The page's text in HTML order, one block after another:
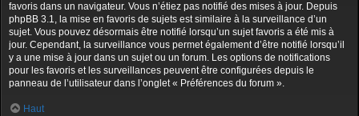
favoris dans un navigateur. Vous n’étiez pas notifié des mises à jour. Depuis
phpBB 3.1, la mise en favoris de sujets est similaire à la surveillance d’un
sujet. Vous pouvez désormais être notifié lorsqu’un sujet favoris a été mis à
jour. Cependant, la surveillance vous permet également d’être notifié lorsqu’il
y a une mise à jour dans un sujet ou un forum. Les options de notifications
pour les favoris et les surveillances peuvent être configurées depuis le
panneau de l’utilisateur dans l’onglet « Préférences du forum ».
Haut